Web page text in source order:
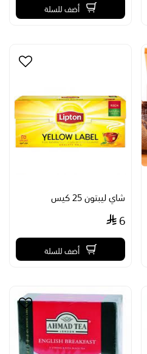
أضف للسلة
شاي ليبتون 25 كيس
6
أضف للسلة